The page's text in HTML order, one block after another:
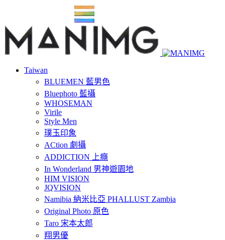
Taiwan
BLUEMEN 藍男色
Bluephoto 藍攝
WHOSEMAN
Virile
Style Men
璞玉印象
ACtion 劇攝
ADDICTION 上癮
In Wonderland 男神遊園地
HIM VISION
JQVISION
Namibia 納米比亞 PHALLUST Zambia
Original Photo 原色
Taro 宋本太郎
翔男優